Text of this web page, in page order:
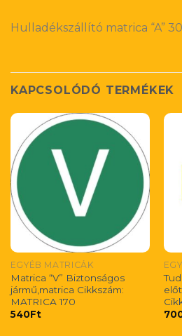
Hulladékszállító matrica “A”
KAPCSOLÓDÓ TERMÉKEK
EGYÉB MATRICÁK
Matrica “V” Biztonságos
jármű,matrica Cikkszám:
MATRICA 170
540Ft